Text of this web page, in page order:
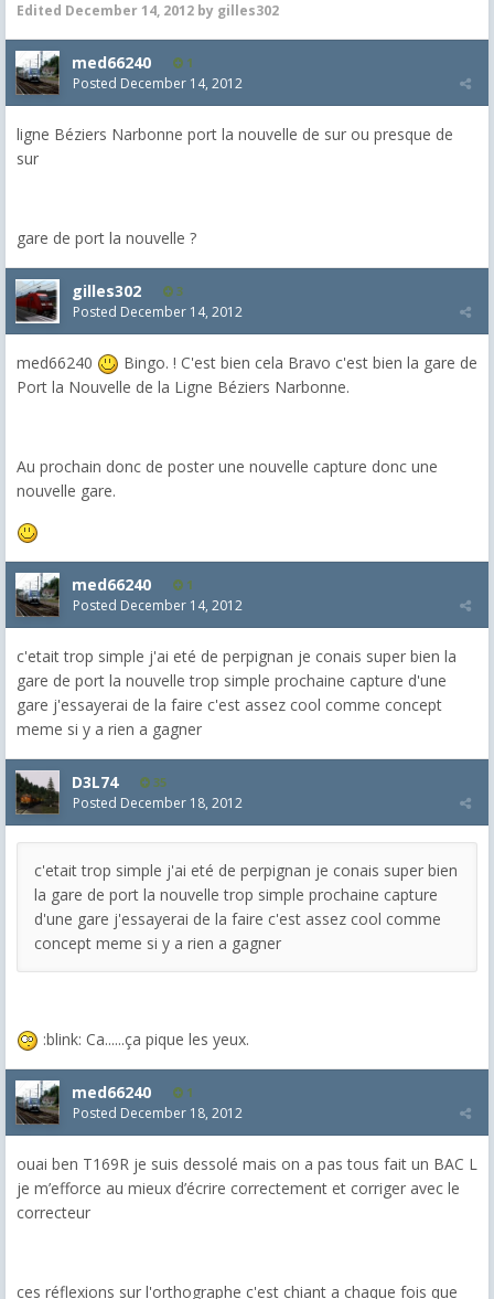
Edited December 14, 2012 by gilles302
med66240 1
Posted December 14, 2012
ligne Béziers Narbonne port la nouvelle de sur ou presque de
sur
gare de port la nouvelle ?
gilles302 3
Posted December 14, 2012
med66240
Bingo. ! C'est bien cela Bravo c'est bien la gare de
Port la Nouvelle de la Ligne Béziers Narbonne.
Au prochain donc de poster une nouvelle capture donc une
nouvelle gare.
med66240 1
Posted December 14, 2012
c'etait trop simple j'ai eté de perpignan je conais super bien la
gare de port la nouvelle trop simple prochaine capture d'une
gare j'essayerai de la faire c'est assez cool comme concept
meme si y a rien a gagner
D3L74 35
Posted December 18, 2012
c'etait trop simple j'ai eté de perpignan je conais super bien
la gare de port la nouvelle trop simple prochaine capture
d'une gare j'essayerai de la faire c'est assez cool comme
concept meme si y a rien a gagner
:blink: Ca......ça pique les yeux.
med66240 1
Posted December 18, 2012
ouai ben T169R je suis dessolé mais on a pas tous fait un BAC L
je m’efforce au mieux d’écrire correctement et corriger avec le
correcteur
ces réflexions sur l'orthographe c'est chiant a chaque fois que